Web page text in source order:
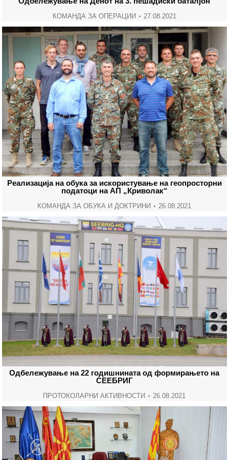
КОМАНДА ЗА ОПЕРАЦИИ 27.08.2021
Реализација на обука за искористување на геопросторни
податоци на АП „Криволак“
КОМАНДА ЗА ОБУКА И ДОКТРИНИ 26.08.2021
Одбележување на 22 годишнината од формирањето на
СЕЕБРИГ
ПРОТОКОЛАРНИ АКТИВНОСТИ 26.08.2021